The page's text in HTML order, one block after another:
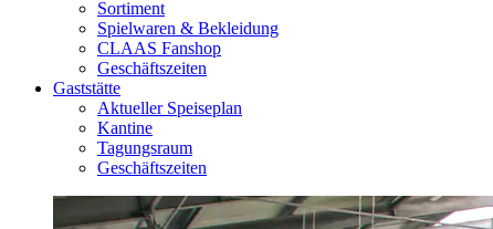
Sortiment
Spielwaren & Bekleidung
CLAAS Fanshop
Geschäftszeiten
Gaststätte
Aktueller Speiseplan
Kantine
Tagungsraum
Geschäftszeiten